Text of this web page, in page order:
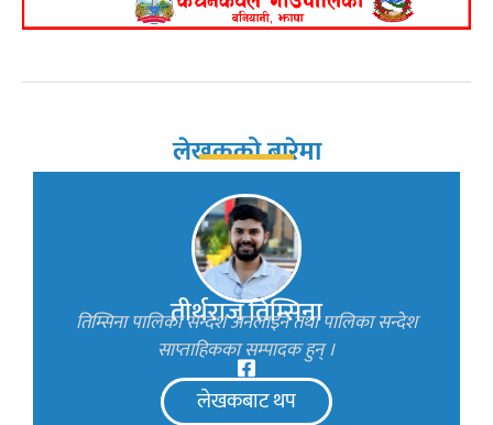
लेखकको बारेमा
तीर्थराज तिम्सिना
तिम्सिना पालिका सन्देश अनलाइन तथा पालिका सन्देश
साप्ताहिकका सम्पादक हुन् ।
लेखकबाट थप